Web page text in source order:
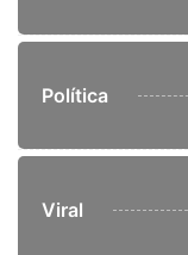
Política
Viral